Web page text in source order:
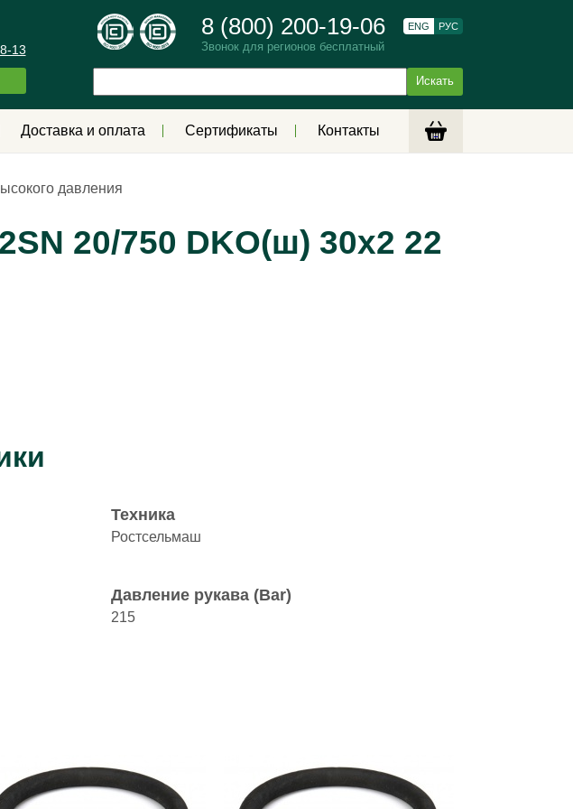
13
8 (800) 200-19-06
Звонок для регионов бесплатный
ENG РУС
Доставка и оплата Сертификаты Контакты
давления
20/750 DKO(ш) 30х2 22
Техника
Ростсельмаш
Давление рукава (Bar)
215